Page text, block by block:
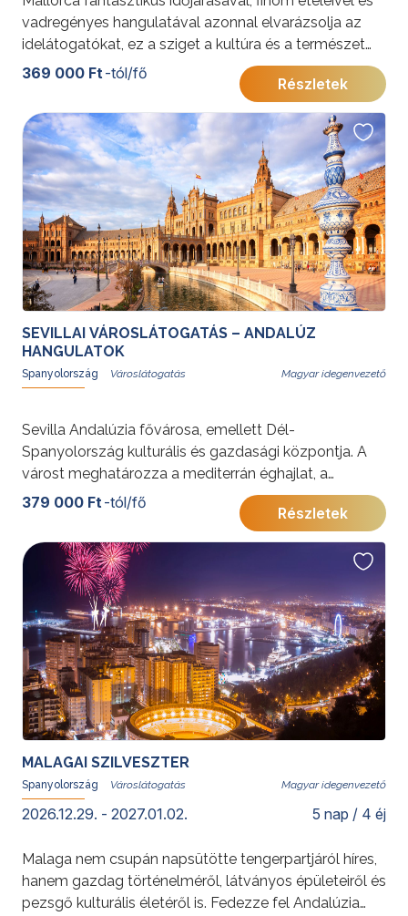
vadregényes hangulatával azonnal elvarázsolja az
idelátogatókat, ez a sziget a kultúra és a természet
tökéletes kombinációja.
További érdekességekért Spanyolországról kattintson
ide.
369 000 Ft -tól/fő
Részletek
SEVILLAI VÁROSLÁTOGATÁS – ANDALÚZ
HANGULATOK
Spanyolország Magyar idegenvezető
Sevilla Andalúzia fővárosa, emellett Dél-
Spanyolország kulturális és gazdasági központja. A
várost meghatározza a mediterrán éghajlat, a
gyönyörű építészeti emlékek, a kiváló gasztronómia, a
pezsgő mediterrán életérzés és az autentikus
flamenco. Sevilla sokszínűségéből adódóan mindenki
számára izgalmas lehet.
További érdekességekért Spanyolországról kattintson
379 000 Ft -tól/fő
Részletek
MALAGAI SZILVESZTER
Spanyolország Magyar idegenvezető
2026.12.29. - 2027.01.02. 5 nap / 4 éj
Malaga nem csupán napsütötte tengerpartjáról híres,
hanem gazdag történelméről, látványos épületeiről és
pezsgő kulturális életéről is. Fedezze fel Andalúzia